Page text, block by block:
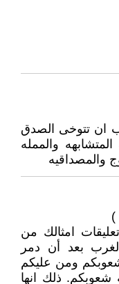
ان تتوخى الصدق
والممله
والمصداقيه
امثالك من
بعد أن دمر
ومن عليكم
ذلك انها